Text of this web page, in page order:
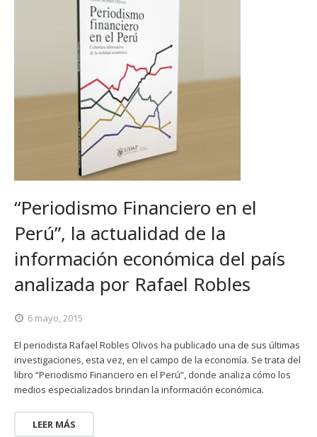
“Periodismo Financiero en el
Perú”, la actualidad de la
información económica del país
analizada por Rafael Robles
6 mayo, 2015
El periodista Rafael Robles Olivos ha publicado una de sus últimas
investigaciones, esta vez, en el campo de la economía. Se trata del
libro “Periodismo Financiero en el Perú”, donde analiza cómo los
medios especializados brindan la información económica.
LEER MÁS